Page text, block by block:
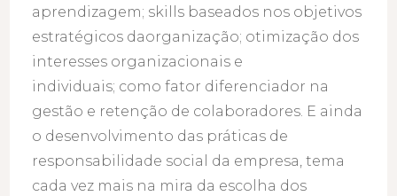
aprendizagem; skills baseados nos objetivos
estratégicos daorganização; otimização dos
interesses organizacionais e
individuais; como fator diferenciador na
gestão e retenção de colaboradores. E ainda
o desenvolvimento das práticas de
responsabilidade social da empresa, tema
cada vez mais na mira da escolha dos